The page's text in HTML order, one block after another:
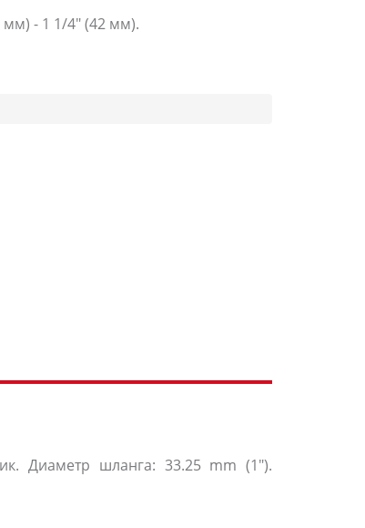
- 1 1/4" (42 мм).
Диаметр шланга: 33.25 mm (1").